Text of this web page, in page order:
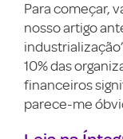
Para começar,
nosso artigo
10% das
financeiros
parece-me